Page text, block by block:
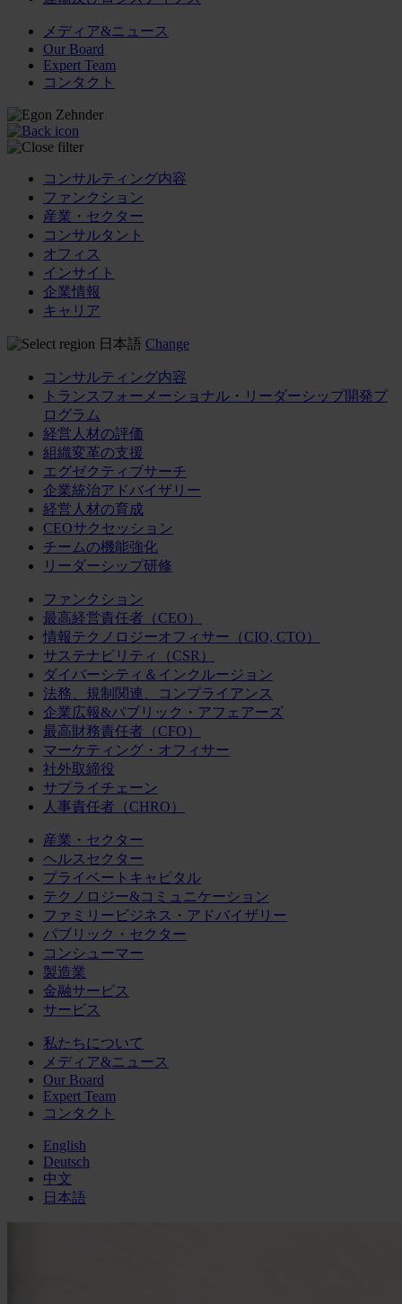
メディア&ニュース
Our Board
Expert Team
コンタクト
コンサルティング内容
ファンクション
産業・セクター
コンサルタント
オフィス
インサイト
企業情報
キャリア
日本語 Change
コンサルティング内容
トランスフォーメーショナル・リーダーシップ開発プ
ログラム
経営人材の評価
組織変革の支援
エグゼクティブサーチ
企業統治アドバイザリー
経営人材の育成
CEOサクセッション
チームの機能強化
リーダーシップ研修
ファンクション
最高経営責任者（CEO）
情報テクノロジーオフィサー（CIO, CTO）
サステナビリティ（CSR）
ダイバーシティ＆インクルージョン
法務、規制関連、コンプライアンス
企業広報&パブリック・アフェアーズ
最高財務責任者（CFO）
マーケティング・オフィサー
社外取締役
サプライチェーン
人事責任者（CHRO）
産業・セクター
ヘルスセクター
プライベートキャピタル
テクノロジー&コミュニケーション
ファミリービジネス・アドバイザリー
パブリック・セクター
コンシューマー
製造業
金融サービス
サービス
私たちについて
メディア&ニュース
Our Board
Expert Team
コンタクト
English
Deutsch
中文
日本語